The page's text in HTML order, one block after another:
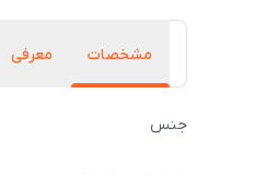
مشخصات معرفی
جنس